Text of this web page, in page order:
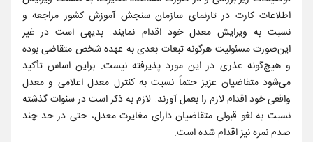
اطلاعات کارت در تارنمای سازمان سنجش آموزش کشور مراجعه و
نسبت به ویرایش معدل خود اقدام نمایند. بدیهی است در غیر
این‌صورت مسئولیت هرگونه تبعات بعدی به عهده شخص متقاضی بوده
و هیچ‌گونه عذری در این مورد پذیرفته نیست. براین اساس تأکید
می‌شود متقاضیان عزیز حتماً نسبت به کنترل معدل اعلامی و معدل
واقعی خود اقدام لازم را بعمل آورند. لازم به ذکر است در سنوات گذشته
نسبت به لغو قبولی متقاضیان دارای مغایرت معدل، حتی در حد چند
صدم نمره نیز اقدام شده است.